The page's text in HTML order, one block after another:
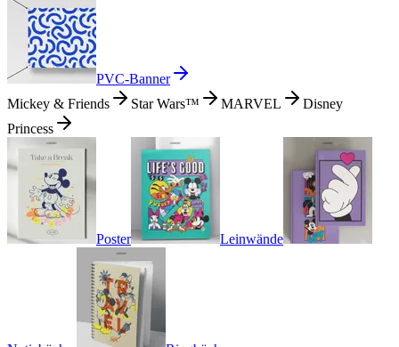
PVC-Banner
Mickey & Friends
Star Wars™ MARVEL
Disney
Princess
Poster Leinwände